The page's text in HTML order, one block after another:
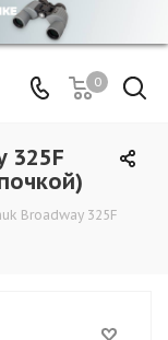
0
325F
Broadway 325F